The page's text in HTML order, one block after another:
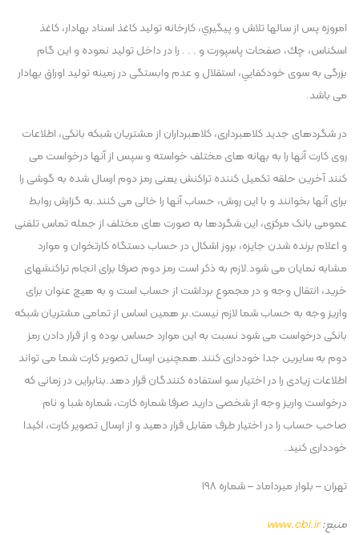
امروزه پس از سالها تلاش و پيگيري، كارخانه توليد كاغذ اسناد بهادار، كاغذ
اسكناس، چك، صفحات پاسپورت و . . . را در داخل توليد نموده و اين گام
بزرگی به سوی خودكفايي، استقلال و عدم وابستگی در زمينه توليد اوراق بهادار
می باشد.
در شگردهای جدید کلاهبرداری، کلاهبرداران از مشتریان شبکه بانکی، اطلاعات
روی کارت آنها را به بهانه های مختلف خواسته و سپس از آنها درخواست می
کنند آخرین حلقه تکمیل کننده تراکنش یعنی رمز دوم ارسال شده به گوشی را
برای آنها بخوانند و با این روش، حساب آنها را خالی می کنند.به گزارش روابط
عمومی بانک مرکزی، این شگردها به صورت های مختلف از جمله تماس تلفنی
و اعلام برنده شدن جایزه، بروز اشکال در حساب دستگاه کارتخوان و موارد
مشابه نمایان می شود.لازم به ذکر است رمز دوم صرفا برای انجام تراکنشهای
خرید، انتقال وجه و در مجموع برداشت از حساب است و به هیچ عنوان برای
واریز وجه به حساب شما لازم نیست.بر همین اساس از تمامی مشتریان شبکه
بانکی درخواست می شود نسبت به این موارد حساس بوده و از قرار دادن رمز
دوم به سایرین جدا خودداری کنند.همچنین ارسال تصویر کارت شما می تواند
اطلاعات زیادی را در اختیار سو استفاده کنندگان قرار دهد.بنابراین در زمانی که
درخواست واریز وجه از شخصی دارید صرفا شماره کارت، شماره شبا و نام
صاحب حساب را در اختیار طرف مقابل قرار دهید و از ارسال تصویر کارت، اکیدا
خودداری کنید.
تهران – بلوار میرداماد – شماره 198
منبع:www.cbi.ir